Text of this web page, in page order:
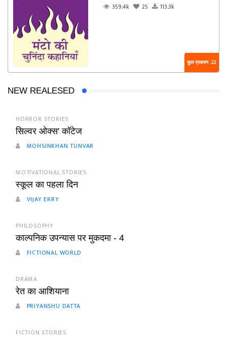
359.4k
25 113.3k
कुल प्रकरण : 22
NEW REALESED
HORROR STORIES
सिल्वर ओक्स' कॉटेज
MOHSINKHAN TUNVAR
MOTIVATIONAL STORIES
स्कूल का पहला दिन
VIJAY ERRY
PHILOSOPHY
काल्पनिक उपन्यास पर मुकदमा - 4
FICTIONAL WORLD
DRAMA
रेत का आशियाना
PRIYANSHU DATTA
FICTION STORIES